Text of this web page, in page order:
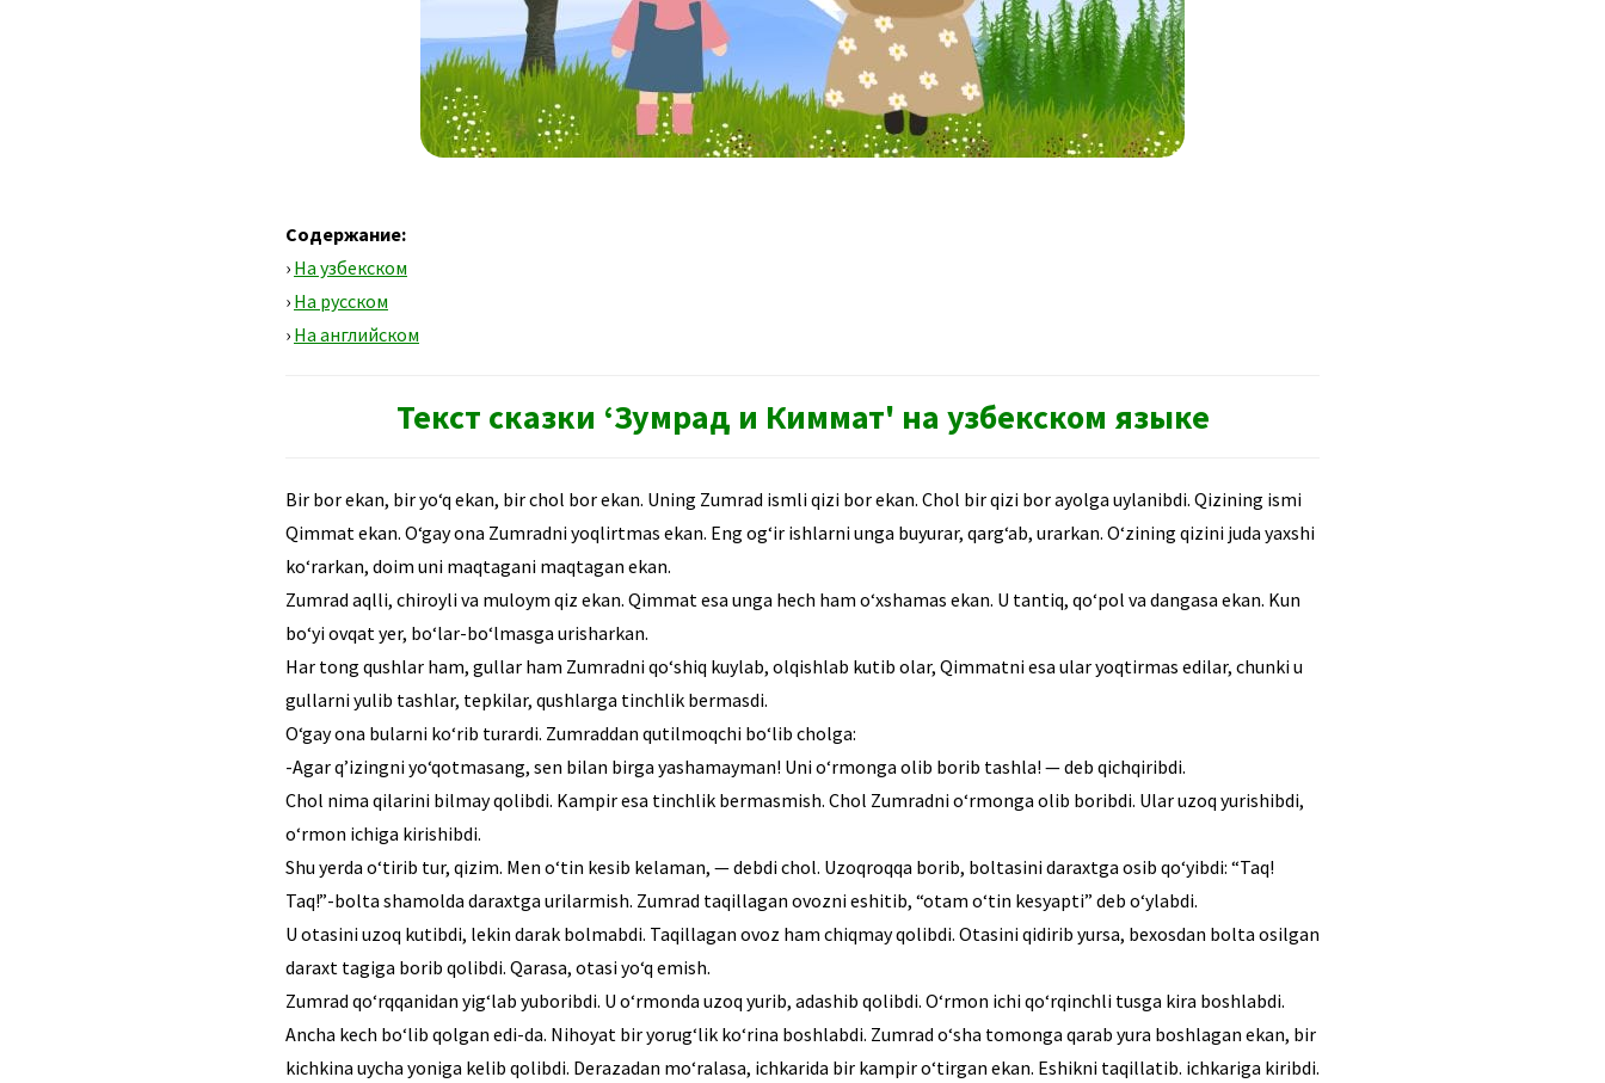
Содержание:
› На узбекском
› На русском
› На английском
Текст сказки ‘Зумрад и Киммат' на узбекском языке
Bir bor ekan, bir yo‘q ekan, bir chol bor ekan. Uning Zumrad ismli qizi bor ekan. Chol bir qizi bor ayolga uylanibdi. Qizining ismi
Qimmat ekan. O‘gay ona Zumradni yoqlirtmas ekan. Eng og‘ir ishlarni unga buyurar, qarg‘ab, urarkan. O‘zining qizini juda yaxshi
ko‘rarkan, doim uni maqtagani maqtagan ekan.
Zumrad aqlli, chiroyli va muloym qiz ekan. Qimmat esa unga hech ham o‘xshamas ekan. U tantiq, qo‘pol va dangasa ekan. Kun
bo‘yi ovqat yer, bo‘lar-bo‘lmasga urisharkan.
Har tong qushlar ham, gullar ham Zumradni qo‘shiq kuylab, olqishlab kutib olar, Qimmatni esa ular yoqtirmas edilar, chunki u
gullarni yulib tashlar, tepkilar, qushlarga tinchlik bermasdi.
O‘gay ona bularni ko‘rib turardi. Zumraddan qutilmoqchi bo‘lib cholga:
-Agar q’izingni yo‘qotmasang, sen bilan birga yashamayman! Uni o‘rmonga olib borib tashla! — deb qichqiribdi.
Chol nima qilarini bilmay qolibdi. Kampir esa tinchlik bermasmish. Chol Zumradni o‘rmonga olib boribdi. Ular uzoq yurishibdi,
o‘rmon ichiga kirishibdi.
Shu yerda o‘tirib tur, qizim. Men o‘tin kesib kelaman, — debdi chol. Uzoqroqqa borib, boltasini daraxtga osib qo‘yibdi: “Taq!
Taq!”-bolta shamolda daraxtga urilarmish. Zumrad taqillagan ovozni eshitib, “otam o‘tin kesyapti” deb o‘ylabdi.
U otasini uzoq kutibdi, lekin darak bolmabdi. Taqillagan ovoz ham chiqmay qolibdi. Otasini qidirib yursa, bexosdan bolta osilgan
daraxt tagiga borib qolibdi. Qarasa, otasi yo‘q emish.
Zumrad qo‘rqqanidan yig‘lab yuboribdi. U o‘rmonda uzoq yurib, adashib qolibdi. O‘rmon ichi qo‘rqinchli tusga kira boshlabdi.
Ancha kech bo‘lib qolgan edi-da. Nihoyat bir yorug‘lik ko‘rina boshlabdi. Zumrad o‘sha tomonga qarab yura boshlagan ekan, bir
kichkina uycha yoniga kelib qolibdi. Derazadan mo‘ralasa, ichkarida bir kampir o‘tirgan ekan. Eshikni taqillatib. ichkariga kiribdi.